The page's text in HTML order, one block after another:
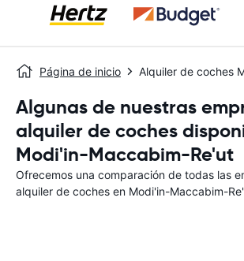
Página de inicio Alquiler de coches
Algunas de nuestras
alquiler de coches
Modi'in-Maccabim-Re'ut
Ofrecemos una comparación de todas las
alquiler de coches en Modi'in-Maccabim-